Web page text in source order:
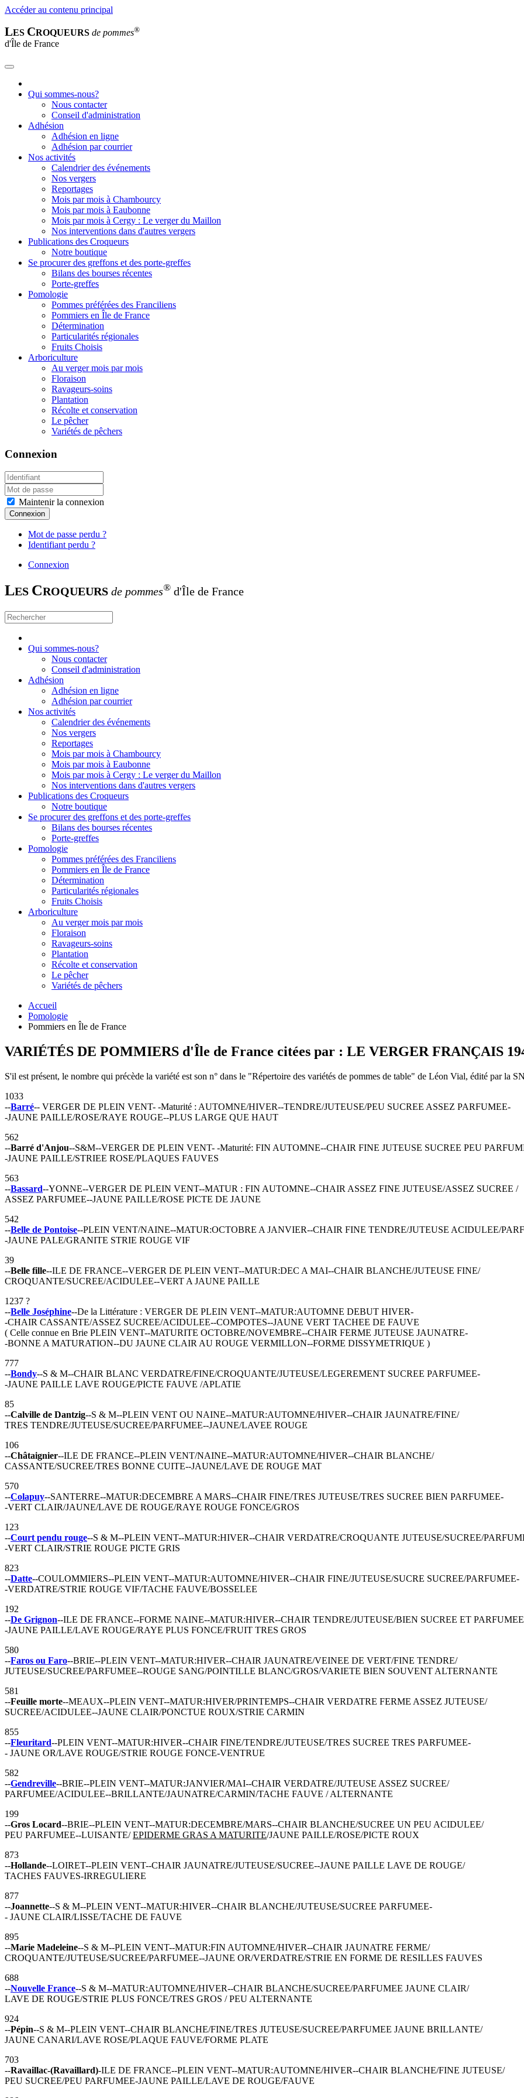
Accéder au contenu principal
LES CROQUEURS de pommes®
d'Île de France
Qui sommes-nous?
Nous contacter
Conseil d'administration
Adhésion
Adhésion en ligne
Adhésion par courrier
Nos activités
Calendrier des événements
Nos vergers
Reportages
Mois par mois à Chambourcy
Mois par mois à Eaubonne
Mois par mois à Cergy : Le verger du Maillon
Nos interventions dans d'autres vergers
Publications des Croqueurs
Notre boutique
Se procurer des greffons et des porte-greffes
Bilans des bourses récentes
Porte-greffes
Pomologie
Pommes préférées des Franciliens
Pommiers en Île de France
Détermination
Particularités régionales
Fruits Choisis
Arboriculture
Au verger mois par mois
Floraison
Ravageurs-soins
Plantation
Récolte et conservation
Le pêcher
Variétés de pêchers
Connexion
Maintenir la connexion
Connexion
Mot de passe perdu ?
Identifiant perdu ?
Connexion
LES CROQUEURS de pommes® d'Île de France
Qui sommes-nous?
Nous contacter
Conseil d'administration
Adhésion
Adhésion en ligne
Adhésion par courrier
Nos activités
Calendrier des événements
Nos vergers
Reportages
Mois par mois à Chambourcy
Mois par mois à Eaubonne
Mois par mois à Cergy : Le verger du Maillon
Nos interventions dans d'autres vergers
Publications des Croqueurs
Notre boutique
Se procurer des greffons et des porte-greffes
Bilans des bourses récentes
Porte-greffes
Pomologie
Pommes préférées des Franciliens
Pommiers en Île de France
Détermination
Particularités régionales
Fruits Choisis
Arboriculture
Au verger mois par mois
Floraison
Ravageurs-soins
Plantation
Récolte et conservation
Le pêcher
Variétés de pêchers
Accueil
Pomologie
Pommiers en Île de France
VARIÉTÉS DE POMMIERS d'Île de France citées par : LE VERGER FRANÇAIS
S'il est présent, le nombre qui précède la variété est son n° dans le "Répertoire des variétés de pommes de table" de Léon Vial, édité par la
1033
--Barré-- VERGER DE PLEIN VENT- -Maturité : AUTOMNE/HIVER--TENDRE/JUTEUSE/PEU SUCREE ASSEZ PARFUMEE-
-JAUNE PAILLE/ROSE/RAYE ROUGE--PLUS LARGE QUE HAUT
562
--Barré d'Anjou--S&M--VERGER DE PLEIN VENT- -Maturité: FIN AUTOMNE--CHAIR FINE JUTEUSE SUCREE PEU
-JAUNE PAILLE/STRIEE ROSE/PLAQUES FAUVES
563
--Bassard--YONNE--VERGER DE PLEIN VENT--MATUR : FIN AUTOMNE--CHAIR ASSEZ FINE JUTEUSE/ASSEZ SUCREE /
ASSEZ PARFUMEE--JAUNE PAILLE/ROSE PICTE DE JAUNE
542
--Belle de Pontoise--PLEIN VENT/NAINE--MATUR:OCTOBRE A JANVIER--CHAIR FINE TENDRE/JUTEUSE ACIDULEE/
-JAUNE PALE/GRANITE STRIE ROUGE VIF
39
--Belle fille--ILE DE FRANCE--VERGER DE PLEIN VENT--MATUR:DEC A MAI--CHAIR BLANCHE/JUTEUSE FINE/
CROQUANTE/SUCREE/ACIDULEE--VERT A JAUNE PAILLE
1237 ?
--Belle Joséphine--De la Littérature : VERGER DE PLEIN VENT--MATUR:AUTOMNE DEBUT HIVER-
-CHAIR CASSANTE/ASSEZ SUCREE/ACIDULEE--COMPOTES--JAUNE VERT TACHEE DE FAUVE
( Celle connue en Brie PLEIN VENT--MATURITE OCTOBRE/NOVEMBRE--CHAIR FERME JUTEUSE JAUNATRE-
-BONNE A MATURATION--DU JAUNE CLAIR AU ROUGE VERMILLON--FORME DISSYMETRIQUE )
777
--Bondy--S & M--CHAIR BLANC VERDATRE/FINE/CROQUANTE/JUTEUSE/LEGEREMENT SUCREE PARFUMEE-
-JAUNE PAILLE LAVE ROUGE/PICTE FAUVE /APLATIE
85
--Calville de Dantzig--S & M--PLEIN VENT OU NAINE--MATUR:AUTOMNE/HIVER--CHAIR JAUNATRE/FINE/
TRES TENDRE/JUTEUSE/SUCREE/PARFUMEE--JAUNE/LAVEE ROUGE
106
--Châtaignier--ILE DE FRANCE--PLEIN VENT/NAINE--MATUR:AUTOMNE/HIVER--CHAIR BLANCHE/
CASSANTE/SUCREE/TRES BONNE CUITE--JAUNE/LAVE DE ROUGE MAT
570
--Colapuy--SANTERRE--MATUR:DECEMBRE A MARS--CHAIR FINE/TRES JUTEUSE/TRES SUCREE BIEN PARFUMEE-
-VERT CLAIR/JAUNE/LAVE DE ROUGE/RAYE ROUGE FONCE/GROS
123
--Court pendu rouge--S & M--PLEIN VENT--MATUR:HIVER--CHAIR VERDATRE/CROQUANTE JUTEUSE/SUCREE/
-VERT CLAIR/STRIE ROUGE PICTE GRIS
823
--Datte--COULOMMIERS--PLEIN VENT--MATUR:AUTOMNE/HIVER--CHAIR FINE/JUTEUSE/SUCRE SUCREE/PARFUMEE-
-VERDATRE/STRIE ROUGE VIF/TACHE FAUVE/BOSSELEE
192
--De Grignon--ILE DE FRANCE--FORME NAINE--MATUR:HIVER--CHAIR TENDRE/JUTEUSE/BIEN SUCREE ET
-JAUNE PAILLE/LAVE ROUGE/RAYE PLUS FONCE/FRUIT TRES GROS
580
--Faros ou Faro--BRIE--PLEIN VENT--MATUR:HIVER--CHAIR JAUNATRE/VEINEE DE VERT/FINE TENDRE/
JUTEUSE/SUCREE/PARFUMEE--ROUGE SANG/POINTILLE BLANC/GROS/VARIETE BIEN SOUVENT ALTERNANTE
581
--Feuille morte--MEAUX--PLEIN VENT--MATUR:HIVER/PRINTEMPS--CHAIR VERDATRE FERME ASSEZ JUTEUSE/
SUCREE/ACIDULEE--JAUNE CLAIR/PONCTUE ROUX/STRIE CARMIN
855
--Fleuritard--PLEIN VENT--MATUR:HIVER--CHAIR FINE/TENDRE/JUTEUSE/TRES SUCREE TRES PARFUMEE-
- JAUNE OR/LAVE ROUGE/STRIE ROUGE FONCE-VENTRUE
582
--Gendreville--BRIE--PLEIN VENT--MATUR:JANVIER/MAI--CHAIR VERDATRE/JUTEUSE ASSEZ SUCREE/
PARFUMEE/ACIDULEE--BRILLANTE/JAUNATRE/CARMIN/TACHE FAUVE / ALTERNANTE
199
--Gros Locard--BRIE--PLEIN VENT--MATUR:DECEMBRE/MARS--CHAIR BLANCHE/SUCREE UN PEU ACIDULEE/
PEU PARFUMEE--LUISANTE/EPIDERME GRAS A MATURITE/JAUNE PAILLE/ROSE/PICTE ROUX
873
--Hollande--LOIRET--PLEIN VENT--CHAIR JAUNATRE/JUTEUSE/SUCREE--JAUNE PAILLE LAVE DE ROUGE/
TACHES FAUVES-IRREGULIERE
877
--Joannette--S & M--PLEIN VENT--MATUR:HIVER--CHAIR BLANCHE/JUTEUSE/SUCREE PARFUMEE-
- JAUNE CLAIR/LISSE/TACHE DE FAUVE
895
--Marie Madeleine--S & M--PLEIN VENT--MATUR:FIN AUTOMNE/HIVER--CHAIR JAUNATRE FERME/
CROQUANTE/JUTEUSE/SUCREE/PARFUMEE--JAUNE OR/VERDATRE/STRIE EN FORME DE RESILLES FAUVES
688
--Nouvelle France--S & M--MATUR:AUTOMNE/HIVER--CHAIR BLANCHE/SUCREE/PARFUMEE JAUNE CLAIR/
LAVE DE ROUGE/STRIE PLUS FONCE/TRES GROS / PEU ALTERNANTE
924
--Pépin--S & M--PLEIN VENT--CHAIR BLANCHE/FINE/TRES JUTEUSE/SUCREE/PARFUMEE JAUNE BRILLANTE/
JAUNE CANARI/LAVE ROSE/PLAQUE FAUVE/FORME PLATE
703
--Ravaillac-(Ravaillard)-ILE DE FRANCE--PLEIN VENT--MATUR:AUTOMNE/HIVER--CHAIR BLANCHE/FINE JUTEUSE/
PEU SUCREE/PEU PARFUMEE-JAUNE PAILLE/LAVE DE ROUGE/FAUVE